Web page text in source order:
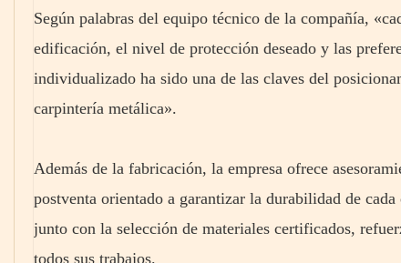
Según palabras del equipo técnico de la compañía,
edificación, el nivel de protección deseado y las
individualizado ha sido una de las claves del
carpintería metálica».
Además de la fabricación, la empresa ofrece
postventa orientado a garantizar la durabilidad de
junto con la selección de materiales certificados,
todos sus trabajos.